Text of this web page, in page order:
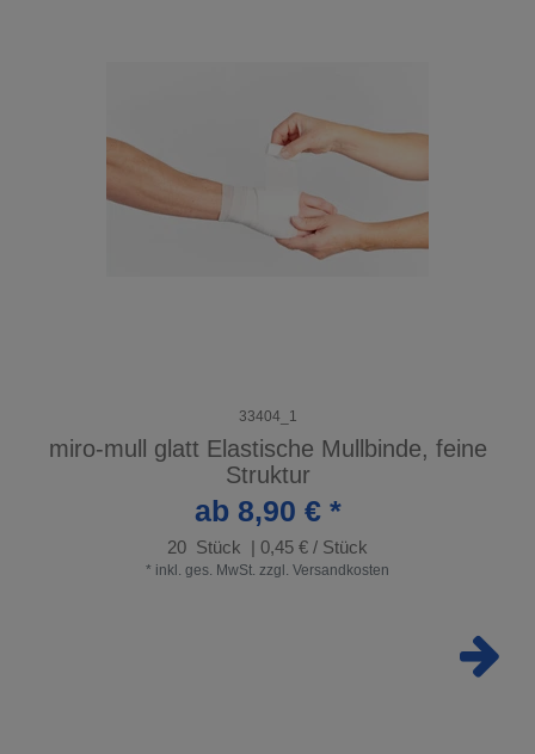
33404_1
miro-mull glatt Elastische Mullbinde, feine
Struktur
ab 8,90 € *
20 Stück | 0,45 € / Stück
* inkl. ges. MwSt. zzgl. Versandkosten